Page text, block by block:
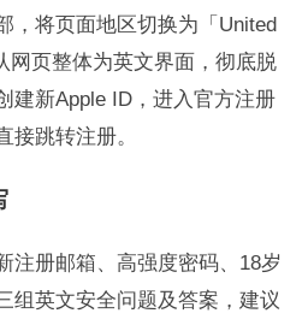
，将页面地区切换为「United
网页整体为英文界面，彻底脱
建新Apple ID，进入官方注册
接跳转注册。
注册邮箱、高强度密码、18岁
组英文安全问题及答案，建议